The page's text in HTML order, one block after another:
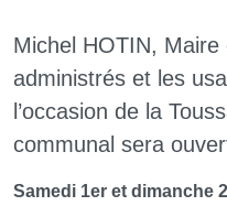
Michel HOTIN,
administrés et les
l’occasion de la
communal sera
Samedi 1er et dimanche